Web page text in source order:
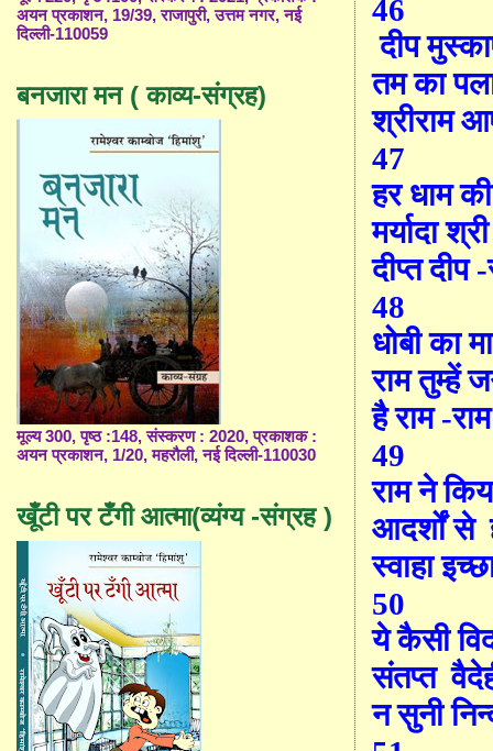
46
दीप
तम का
श्रीराम
47
हर धाम की
मर्यादा
दीप्त दीप
48
धोबी का
राम तुम्हें
है राम -
49
राम ने
आदर्शों से
स्वाहा
50
ये कैसी
संतप्त
न सुनी
अयन प्रकाशन, 19/39, राजापुरी, उत्तम नगर, नई
दिल्ली-110059
बनजारा मन ( काव्य-संग्रह)
मूल्य 300, पृष्ठ :148, संस्करण : 2020, प्रकाशक :
अयन प्रकाशन, 1/20, महरौली, नई दिल्ली-110030
खूँटी पर टँगी आत्मा(व्यंग्य -संग्रह )